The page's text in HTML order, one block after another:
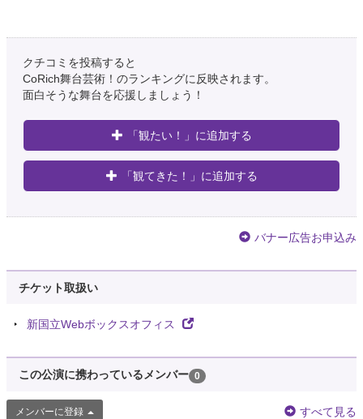
クチコミを投稿すると
CoRich舞台芸術！のランキングに反映されます。
面白そうな舞台を応援しましょう！
「観たい！」に追加する
「観てきた！」に追加する
バナー広告お申込み
チケット取扱い
新国立Webボックスオフィス
この公演に携わっているメンバー 0
メンバーに登録 すべて見る